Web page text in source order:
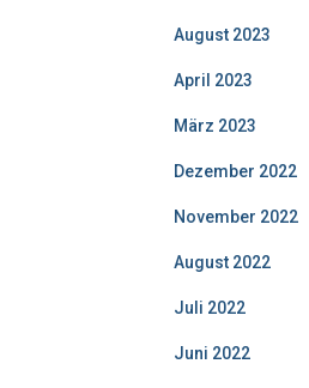
August 2023
April 2023
März 2023
Dezember 2022
November 2022
August 2022
Juli 2022
Juni 2022